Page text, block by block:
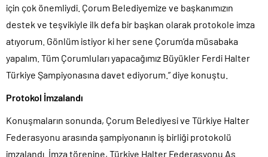
için çok önemliydi. Çorum Belediyemize ve başkanımızın
destek ve teşvikiyle ilk defa bir başkan olarak protokole imza
atıyorum. Gönlüm istiyor ki her sene Çorum’da müsabaka
yapalım. Tüm Çorumluları yapacağımız Büyükler Ferdi Halter
Türkiye Şampiyonasına davet ediyorum.” diye konuştu.
Protokol İmzalandı
Konuşmaların sonunda, Çorum Belediyesi ve Türkiye Halter
Federasyonu arasında şampiyonanın iş birliği protokolü
imzalandı. İmza törenine, Türkiye Halter Federasyonu As